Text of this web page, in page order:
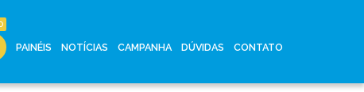
PAINÉIS NOTÍCIAS CAMPANHA DÚVIDAS CONTATO